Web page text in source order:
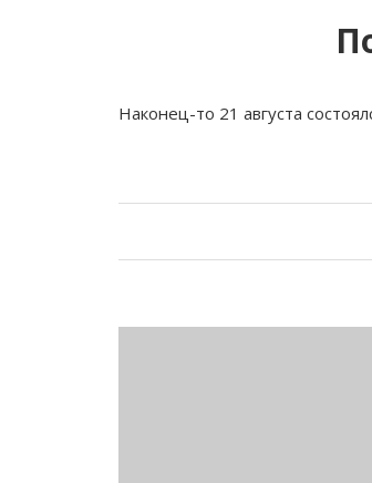
Наконец-то 21 августа